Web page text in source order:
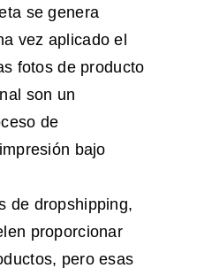
se genera
vez aplicado el
fotos de producto
son un
de
bajo
de dropshipping,
proporcionar
pero esas